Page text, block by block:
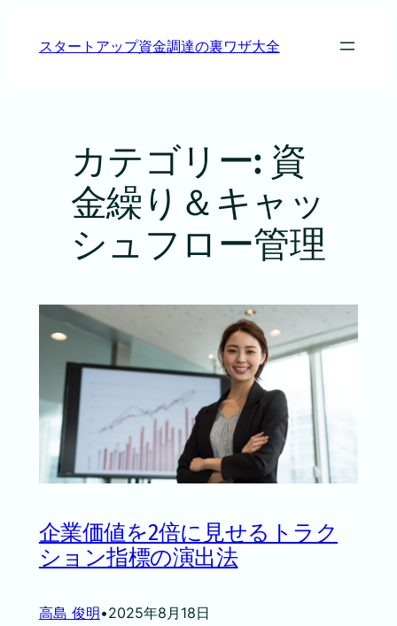
スタートアップ資金調達の裏ワザ大全
カテゴリー: 資
金繰り＆キャッ
シュフロー管理
企業価値を2倍に見せるトラク
ション指標の演出法
高島 俊明•2025年8月18日